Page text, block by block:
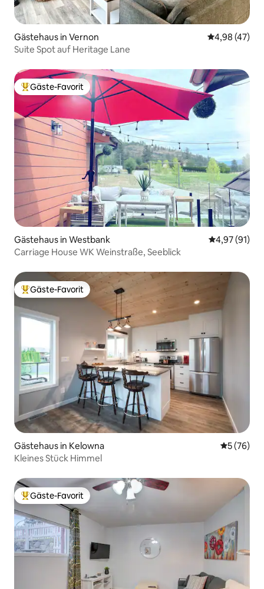
Gästehaus in Vernon
4,98 (47)
Suite Spot auf Heritage Lane
Beliebter Gäste-Favorit.
Gäste-Favorit
Gästehaus in Westbank
4,97 (91)
Carriage House WK Weinstraße, Seeblick
Beliebter Gäste-Favorit.
Gäste-Favorit
Gästehaus in Kelowna
5 (76)
Kleines Stück Himmel
Beliebter Gäste-Favorit.
Gäste-Favorit